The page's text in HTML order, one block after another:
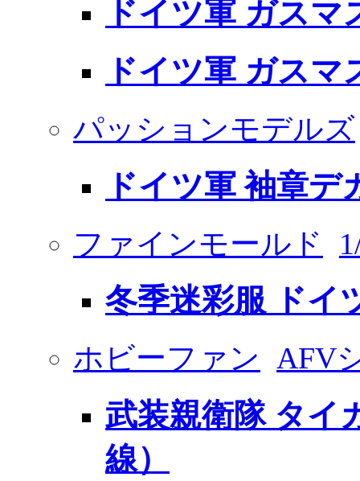
ドイツ軍 ガス
ドイツ軍 ガス
パッションモデルズ
ドイツ軍 袖章
ファインモールド
冬季迷彩服 ドイ
ホビーファン AFV
武装親衛隊 タイ
線）